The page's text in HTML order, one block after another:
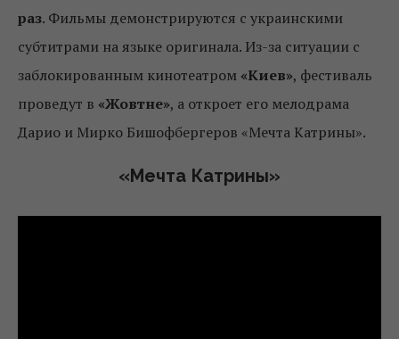
раз. Фильмы демонстрируются с украинскими
субтитрами на языке оригинала. Из-за ситуации с
заблокированным кинотеатром «Киев», фестиваль
проведут в «Жовтне», а откроет его мелодрама
Дарио и Мирко Бишофбергеров «Мечта Катрины».
«Мечта Катрины»